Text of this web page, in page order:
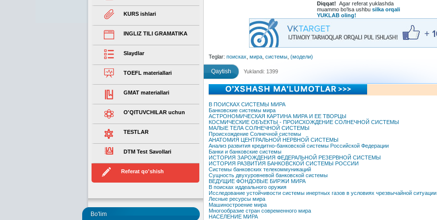
KURS ishlari
INGLIZ TILI GRAMATIKA
Slaydlar
TOEFL materiallari
GMAT materiallari
O'QITUVCHILAR uchun
TESTLAR
DTM Test Savollari
Referat qo'shish
Bo'lim
Diqqat! Agar referat yuklashda
muammo bo'lsa ushbu silka orqali
YUKLAB oling!
Teglar: поисках мира, системы, (модели)
Qaytish Yuklandi: 1399
В ПОИСКАХ СИСТЕМЫ МИРА
Банковские системы мира
АСТРОНОМИЧЕСКАЯ КАРТИНА МИРА И ЕЕ ТВОРЦЫ
КОСМИЧЕСКИЕ ОБЪЕКТЫ - ПРОИСХОЖДЕНИЕ СОЛНЕЧНОЙ СИСТЕМЫ
МАЛЫЕ ТЕЛА СОЛНЕЧНОЙ СИСТЕМЫ
Происхождение Солнечной системы
АНАТОМИЯ ЦЕНТРАЛЬНОЙ НЕРВНОЙ СИСТЕМЫ
Анализ развития кредитно-банковской системы Российской Федерации
Банки и банковские системы
ИСТОРИЯ ЗАРОЖДЕНИЯ ФЕДЕРАЛЬНОЙ РЕЗЕРВНОЙ СИСТЕМЫ
ИСТОРИЯ РАЗВИТИЯ БАНКОВСКОЙ СИСТЕМЫ РОССИИ
Системы банковских телекоммуникаций
Сущность двухуровневой банковской системы
ВЕДУЩИЕ ФОНДОВЫЕ БИРЖИ МИРА
В поисках иддеального оружия
Исследование устойчивости системы инертных газов в условиях чрезвычайной ситуации
Лесные ресурсы мира
Машиностроение мира
Многообразие стран современного мира
НАСЕЛЕНИЕ МИРА